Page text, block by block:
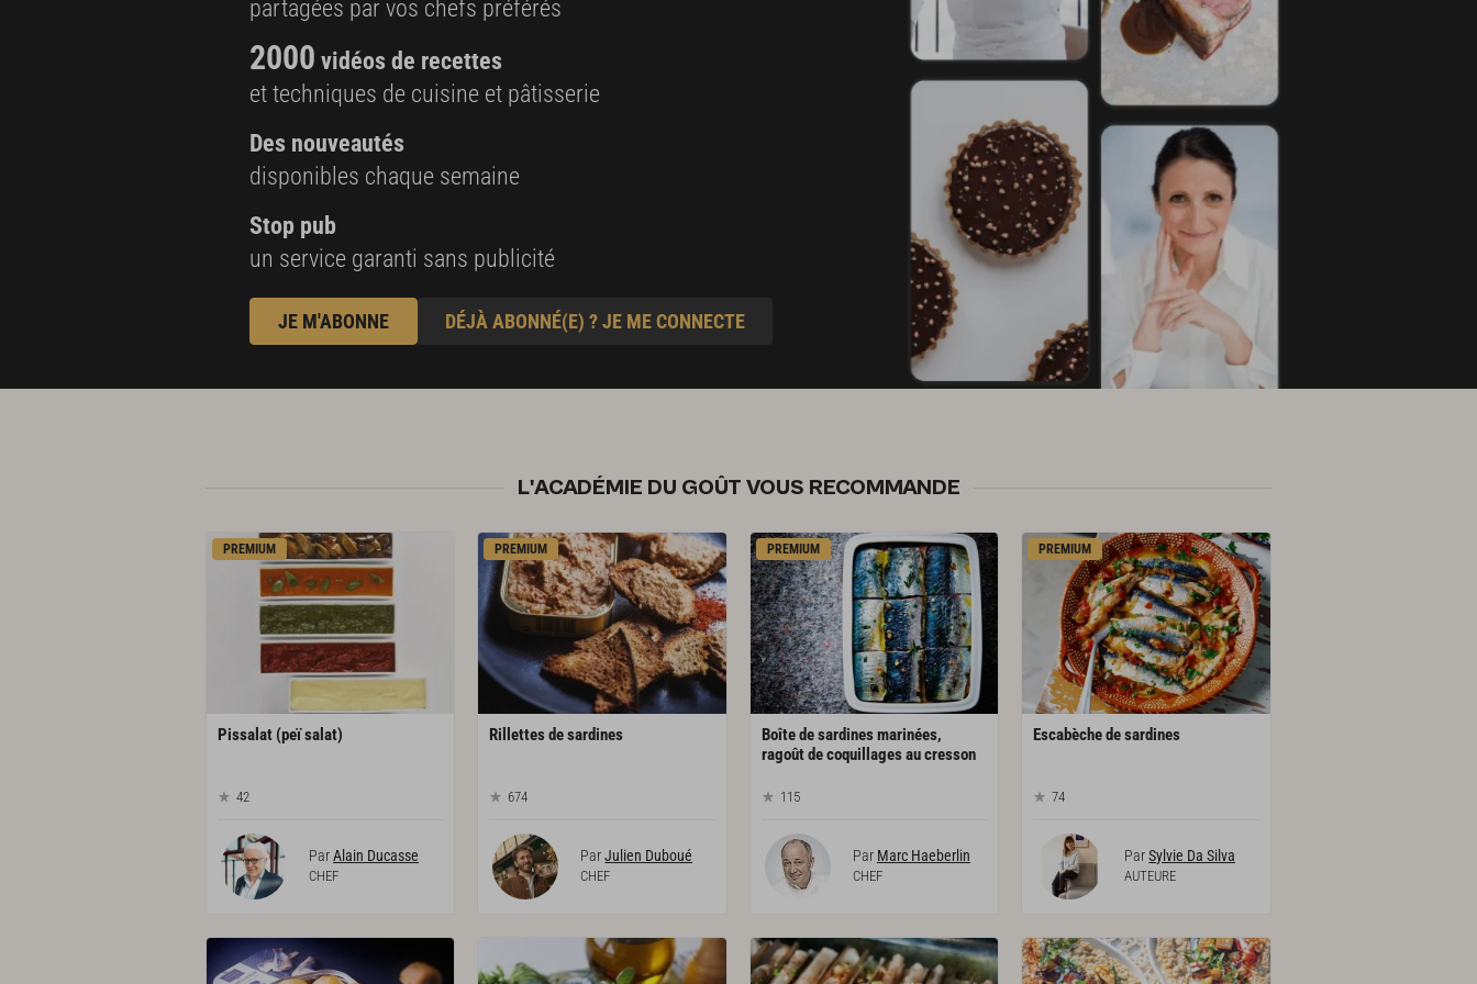
partagées par vos chefs préférés
2000 vidéos de recettes
et techniques de cuisine et pâtisserie
Des nouveautés
disponibles chaque semaine
Stop pub
un service garanti sans publicité
JE M'ABONNE DÉJÀ ABONNÉ(E) ? JE ME CONNECTE
L'ACADÉMIE DU GOÛT VOUS RECOMMANDE
PREMIUM
Pissalat (peïsalat)
42
ParAlain Ducasse
CHEF
PREMIUM
Rillettesdesardines
674
ParJulien Duboué
CHEF
PREMIUM
Boîte de sardines marinées,
ragoût de coquillages au cresson
115
Par Marc Haeberlin
CHEF
PREMIUM
Escabèchedesardines
74
ParSylvie Da Silva
AUTEURE